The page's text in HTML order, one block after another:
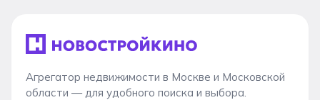
Агрегатор недвижимости в Москве и Московской
области — для удобного поиска и выбора.